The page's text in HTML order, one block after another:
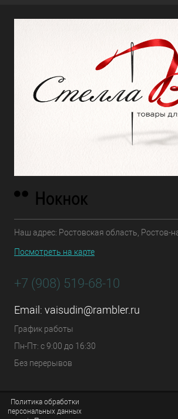
Наш адрес: Ростовская область, Ростов-
Посмотреть на карте
+7 (908) 519-68-10
Email: vaisudin@rambler.ru
График работы
Пн-Пт: с 9:00 до 16:30
Без перерывов
Политика обработки
персональных данных